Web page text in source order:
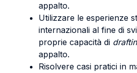
appalto.
Utilizzare le esperienze
internazionali al fine di
proprie capacità di
appalto.
Risolvere casi pratici in